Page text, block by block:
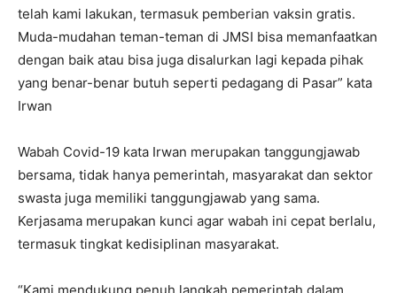
telah kami lakukan, termasuk pemberian vaksin gratis.
Muda-mudahan teman-teman di JMSI bisa memanfaatkan
dengan baik atau bisa juga disalurkan lagi kepada pihak
yang benar-benar butuh seperti pedagang di Pasar” kata
Irwan
Wabah Covid-19 kata Irwan merupakan tanggungjawab
bersama, tidak hanya pemerintah, masyarakat dan sektor
swasta juga memiliki tanggungjawab yang sama.
Kerjasama merupakan kunci agar wabah ini cepat berlalu,
termasuk tingkat kedisiplinan masyarakat.